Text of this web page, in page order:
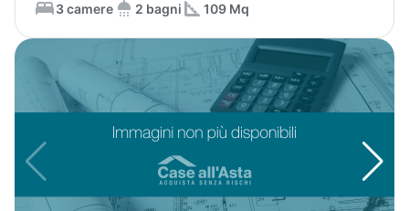
3 camere
2 bagni 109 Mq